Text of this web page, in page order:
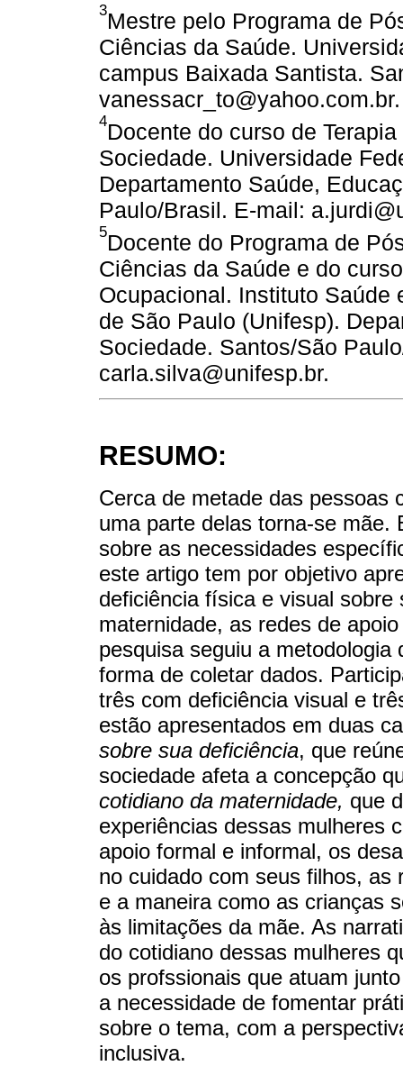
3Mestre pelo Programa de
Ciências da Saúde.
campus Baixada Santista.
vanessacr_to@yahoo.com.br.
4Docente do curso de
Sociedade. Universidade
Departamento Saúde,
Paulo/Brasil. E-mail:
5Docente do Programa de
Ciências da Saúde e do
Ocupacional. Instituto Saúde
de São Paulo (Unifesp).
Sociedade. Santos/São
carla.silva@unifesp.br.
RESUMO:
Cerca de metade das pessoas
uma parte delas torna-se mãe.
sobre as necessidades
este artigo tem por objetivo
deficiência física e visual
maternidade, as redes de
pesquisa seguiu a
forma de coletar dados.
três com deficiência visual e
estão apresentados em duas
sobre sua deficiência, que
sociedade afeta a concepção
cotidiano da maternidade, que
experiências dessas mulheres
apoio formal e informal, os
no cuidado com seus filhos, as
e a maneira como as crianças
às limitações da mãe. As
do cotidiano dessas mulheres
os profssionais que atuam
a necessidade de fomentar
sobre o tema, com a
inclusiva.